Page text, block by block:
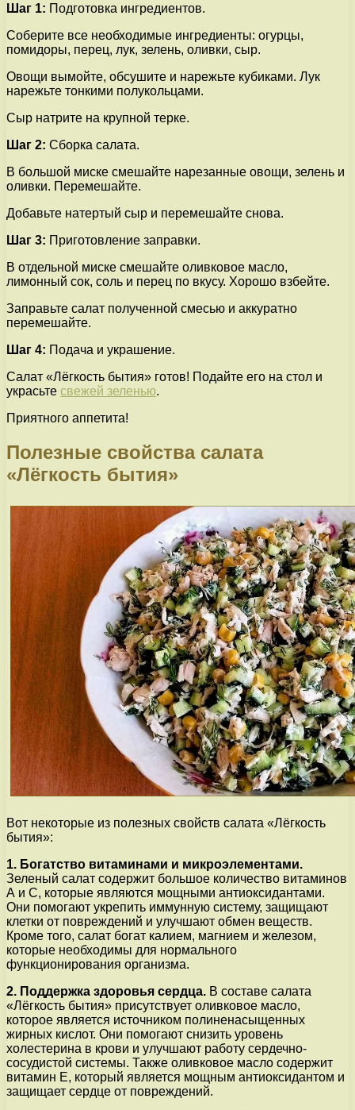
Шаг 1: Подготовка ингредиентов.
Соберите все необходимые ингредиенты: огурцы,
помидоры, перец, лук, зелень, оливки, сыр.
Овощи вымойте, обсушите и нарежьте кубиками. Лук
нарежьте тонкими полукольцами.
Сыр натрите на крупной терке.
Шаг 2: Сборка салата.
В большой миске смешайте нарезанные овощи, зелень и
оливки. Перемешайте.
Добавьте натертый сыр и перемешайте снова.
Шаг 3: Приготовление заправки.
В отдельной миске смешайте оливковое масло,
лимонный сок, соль и перец по вкусу. Хорошо взбейте.
Заправьте салат полученной смесью и аккуратно
перемешайте.
Шаг 4: Подача и украшение.
Салат «Лёгкость бытия» готов! Подайте его на стол и
украсьте свежей зеленью.
Приятного аппетита!
Полезные свойства салата
«Лёгкость бытия»
Вот некоторые из полезных свойств салата «Лёгкость
бытия»:
1. Богатство витаминами и микроэлементами.
Зеленый салат содержит большое количество витаминов
А и С, которые являются мощными антиоксидантами.
Они помогают укрепить иммунную систему, защищают
клетки от повреждений и улучшают обмен веществ.
Кроме того, салат богат калием, магнием и железом,
которые необходимы для нормального
функционирования организма.
2. Поддержка здоровья сердца. В составе салата
«Лёгкость бытия» присутствует оливковое масло,
которое является источником полиненасыщенных
жирных кислот. Они помогают снизить уровень
холестерина в крови и улучшают работу сердечно-
сосудистой системы. Также оливковое масло содержит
витамин Е, который является мощным антиоксидантом и
защищает сердце от повреждений.